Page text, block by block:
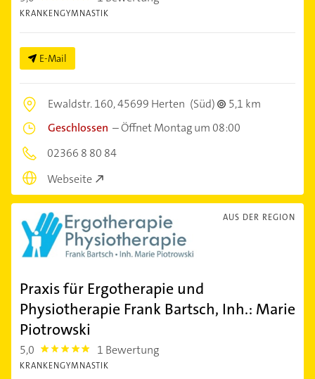
KRANKENGYMNASTIK
E-Mail
Ewaldstr. 160,45699 Herten (Süd)
5,1 km
Geschlossen –Öffnet Montag um 08:00
02366 8 80 84
Webseite
AUS DER REGION
Praxis für Ergotherapie und
Physiotherapie Frank Bartsch, Inh.: Marie
Piotrowski
5,0 5.0 1 Bewertung
KRANKENGYMNASTIK